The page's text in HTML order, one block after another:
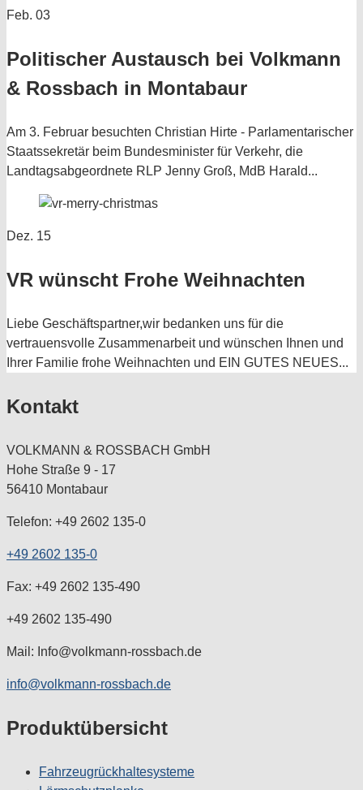
Feb. 03
Politischer Austausch bei Volkmann
& Rossbach in Montabaur
Am 3. Februar besuchten Christian Hirte - Parlamentarischer
Staatssekretär beim Bundesminister für Verkehr, die
Landtagsabgeordnete RLP Jenny Groß, MdB Harald...
Dez. 15
VR wünscht Frohe Weihnachten
Liebe Geschäftspartner,wir bedanken uns für die
vertrauensvolle Zusammenarbeit und wünschen Ihnen und
Ihrer Familie frohe Weihnachten und EIN GUTES NEUES...
Kontakt
VOLKMANN & ROSSBACH GmbH
Hohe Straße 9 - 17
56410 Montabaur
Telefon: +49 2602 135-0
+49 2602 135-0
Fax: +49 2602 135-490
+49 2602 135-490
Mail: Info@volkmann-rossbach.de
info@volkmann-rossbach.de
Produktübersicht
Fahrzeugrückhaltesysteme